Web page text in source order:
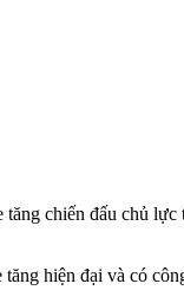
chiến đấu chủ
hiện đại và có